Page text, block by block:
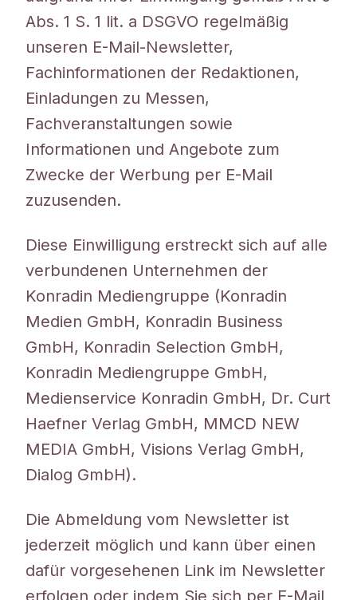
Abs. 1 S. 1 lit. a DSGVO regelmäßig
unseren E-Mail-Newsletter,
Fachinformationen der Redaktionen,
Einladungen zu Messen,
Fachveranstaltungen sowie
Informationen und Angebote zum
Zwecke der Werbung per E-Mail
zuzusenden.
Diese Einwilligung erstreckt sich auf alle
verbundenen Unternehmen der
Konradin Mediengruppe (Konradin
Medien GmbH, Konradin Business
GmbH, Konradin Selection GmbH,
Konradin Mediengruppe GmbH,
Medienservice Konradin GmbH, Dr. Curt
Haefner Verlag GmbH, MMCD NEW
MEDIA GmbH, Visions Verlag GmbH,
Dialog GmbH).
Die Abmeldung vom Newsletter ist
jederzeit möglich und kann über einen
dafür vorgesehenen Link im Newsletter
erfolgen oder indem Sie sich per E-Mail